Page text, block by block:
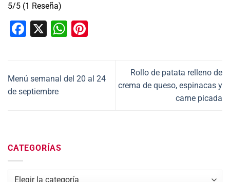
5/5 (1 Reseña)
Facebook
X WhatsApp
Menú semanal del 20 al 24
de septiembre
Rollo de patata relleno de
crema de queso, espinacas y
carne picada
CATEGORÍAS
Categorías